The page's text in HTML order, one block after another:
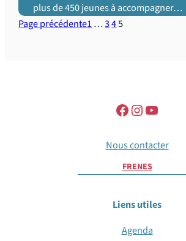
plus de 450 jeunes à accompagner…
Page précédente1…345
Nous contacter
FRENES
Liens utiles
Agenda